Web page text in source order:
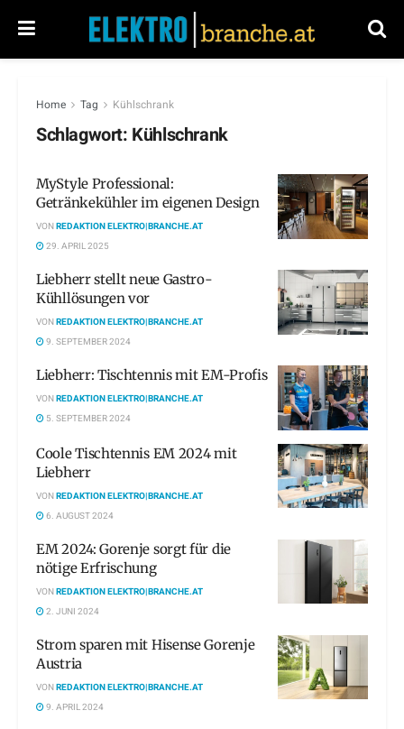
Home Tag Kühlschrank
Schlagwort: Kühlschrank
MyStyle Professional:
Getränkekühler im eigenen Design
VONREDAKTION ELEKTRO|BRANCHE.AT
29. APRIL 2025
Liebherr stellt neue Gastro-
Kühllösungen vor
VONREDAKTION ELEKTRO|BRANCHE.AT
9. SEPTEMBER 2024
Liebherr: Tischtennis mit EM-Profis
VONREDAKTION ELEKTRO|BRANCHE.AT
5. SEPTEMBER 2024
Coole Tischtennis EM 2024 mit
Liebherr
VONREDAKTION ELEKTRO|BRANCHE.AT
6. AUGUST 2024
EM 2024: Gorenje sorgt für die
nötige Erfrischung
VONREDAKTION ELEKTRO|BRANCHE.AT
2. JUNI 2024
Strom sparen mit Hisense Gorenje
Austria
VONREDAKTION ELEKTRO|BRANCHE.AT
9. APRIL 2024